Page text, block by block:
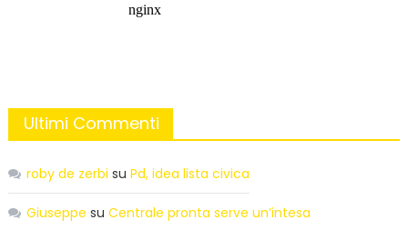
Ultimi Commenti
roby de zerbi su Pd, idea lista civica
Giuseppe su Centrale pronta serve un’intesa